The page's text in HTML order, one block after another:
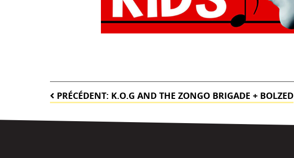
Navigation
de
l’article
PRÉCÉDENT: K.O.G AND THE ZONGO BRIGADE + BOLZED